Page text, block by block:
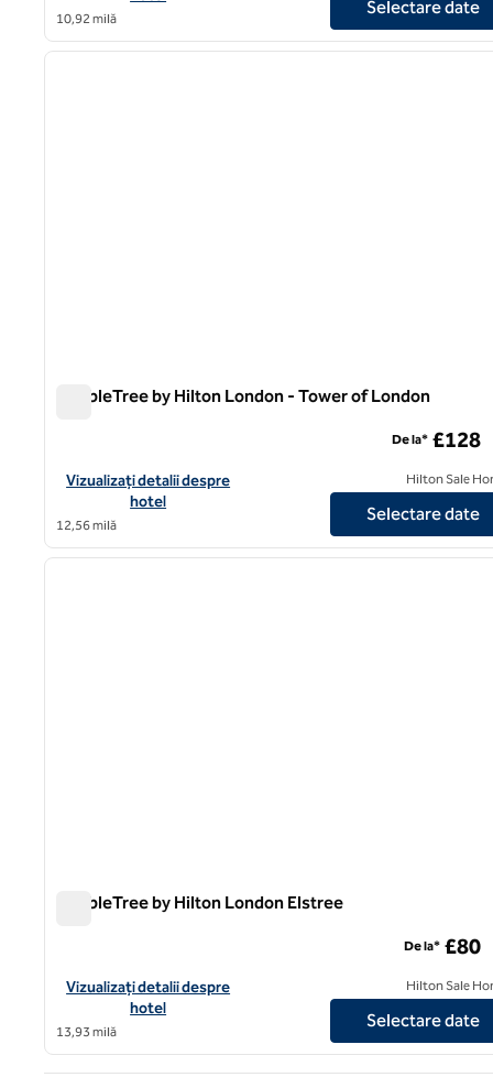
10,92 milă
Selectare date
1
1 din 12
DoubleTree by Hilton London - Tower of London
Vizualizați detaliile hotelului DoubleTree by Hilton London -
Vizualizați detalii despre
hotel
12,56 milă
De la* £128
Hilton Sale
Selectare date
1
1 din 12
DoubleTree by Hilton London Elstree
Vizualizați detaliile hotelului DoubleTree by Hilton London
Vizualizați detalii despre
hotel
13,93 milă
De la* £80
Hilton Sale
Selectare date